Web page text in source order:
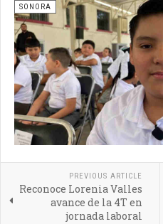
SONORA
PREVIOUS ARTICLE
Reconoce Lorenia Valles
avance de la 4T en
jornada laboral